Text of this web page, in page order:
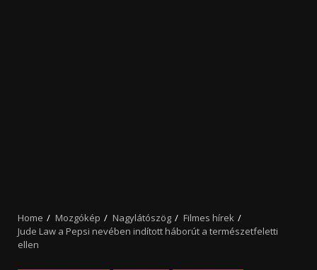
Home Mozgókép Nagylátószög
Filmes hírek
Jude Law a Pepsi nevében indított háborút a természetfeletti
ellen